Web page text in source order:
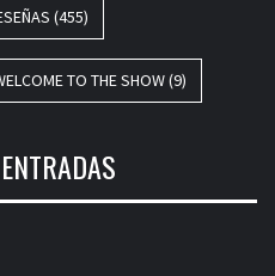
(455)
TO THE SHOW(9)